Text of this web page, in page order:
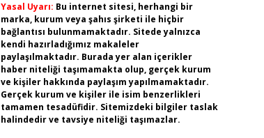
Yasal Uyarı: Bu internet sitesi, herhangi bir
marka, kurum veya şahıs şirketi ile hiçbir
bağlantısı bulunmamaktadır. Sitede yalnızca
kendi hazırladığımız makaleler
paylaşılmaktadır. Burada yer alan içerikler
haber niteliği taşımamakta olup, gerçek kurum
ve kişiler hakkında paylaşım yapılmamaktadır.
Gerçek kurum ve kişiler ile isim benzerlikleri
tamamen tesadüfidir. Sitemizdeki bilgiler taslak
halindedir ve tavsiye niteliği taşımazlar.